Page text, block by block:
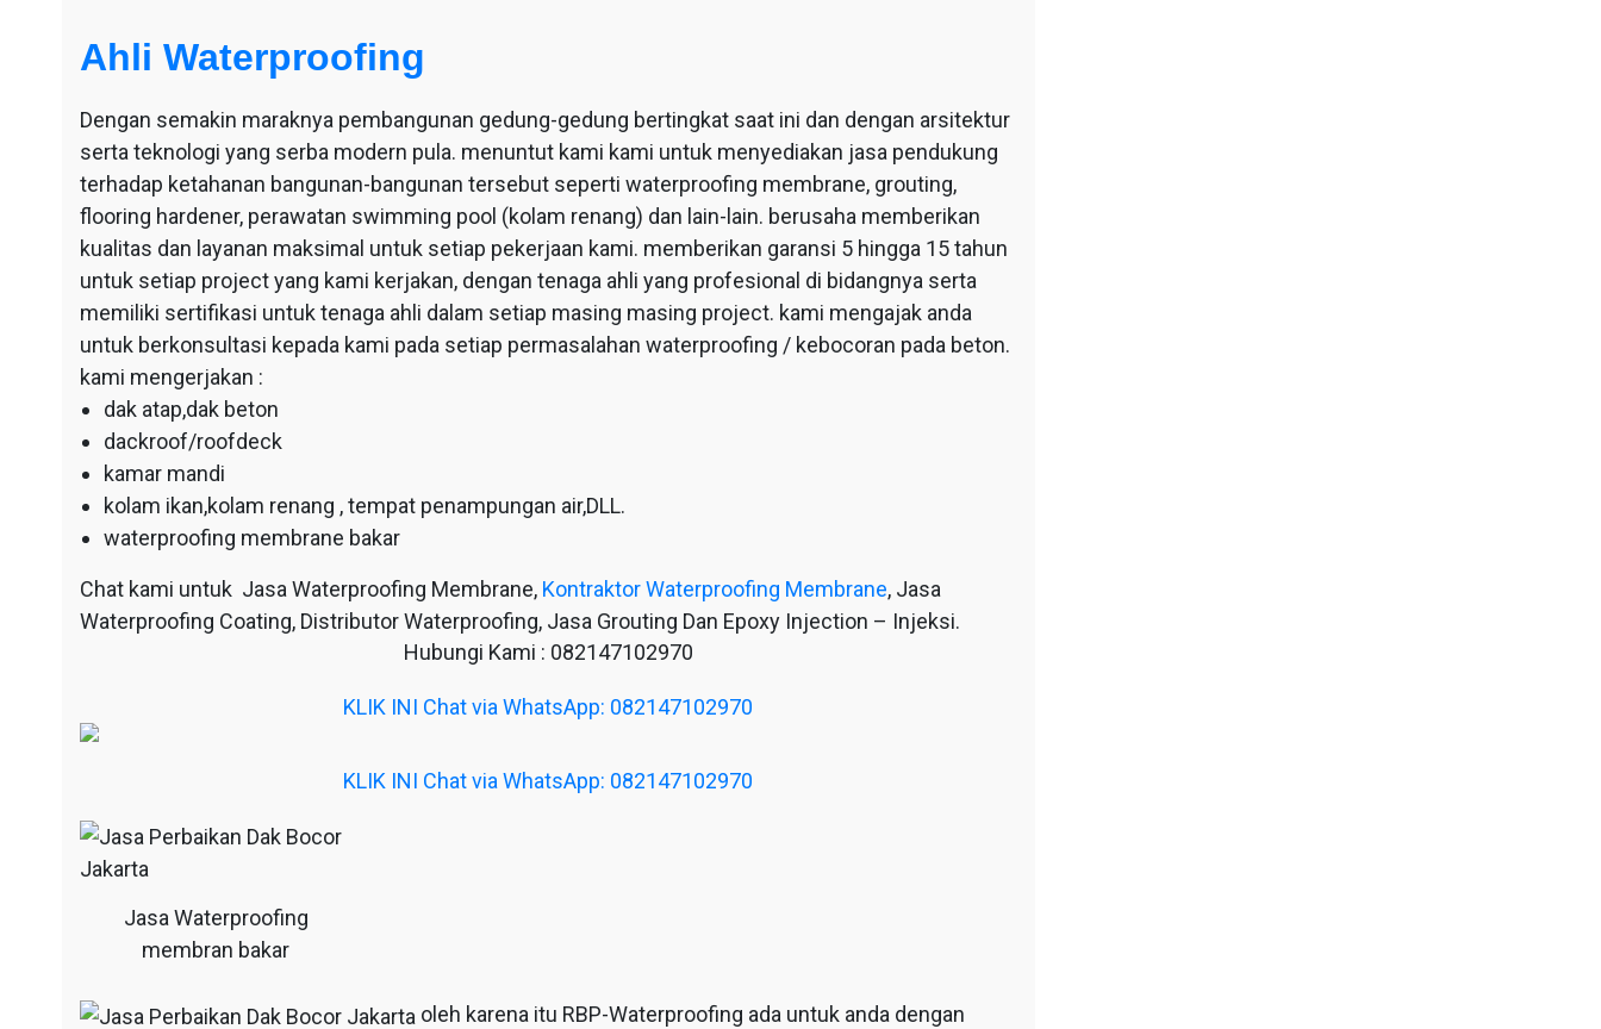
Ahli Waterproofing
Dengan semakin maraknya pembangunan gedung-gedung bertingkat saat ini dan dengan arsitektur
serta teknologi yang serba modern pula. menuntut kami kami untuk menyediakan jasa pendukung
terhadap ketahanan bangunan-bangunan tersebut seperti waterproofing membrane, grouting,
flooring hardener, perawatan swimming pool (kolam renang) dan lain-lain. berusaha memberikan
kualitas dan layanan maksimal untuk setiap pekerjaan kami. memberikan garansi 5 hingga 15 tahun
untuk setiap project yang kami kerjakan, dengan tenaga ahli yang profesional di bidangnya serta
memiliki sertifikasi untuk tenaga ahli dalam setiap masing masing project. kami mengajak anda
untuk berkonsultasi kepada kami pada setiap permasalahan waterproofing / kebocoran pada beton.
kami mengerjakan :
dak atap,dak beton
dackroof/roofdeck
kamar mandi
kolam ikan,kolam renang , tempat penampungan air,DLL.
waterproofing membrane bakar
Chat kami untuk Jasa Waterproofing Membrane, Kontraktor Waterproofing Membrane, Jasa
Waterproofing Coating, Distributor Waterproofing, Jasa Grouting Dan Epoxy Injection – Injeksi.
Hubungi Kami : 082147102970
KLIK INI Chat via WhatsApp: 082147102970
KLIK INI Chat via WhatsApp: 082147102970
Jasa Waterproofing
membran bakar
oleh karena itu RBP-Waterproofing ada untuk anda dengan